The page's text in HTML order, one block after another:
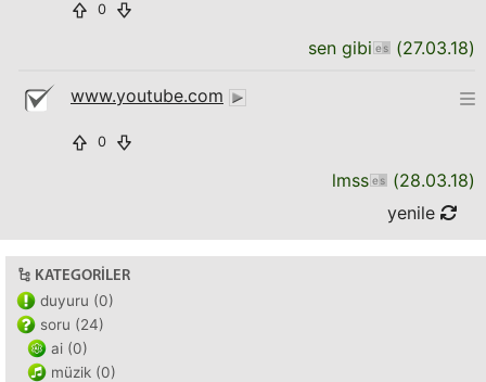
0
sen gibi (27.03.18)
www.youtube.com
0
lmss (28.03.18)
yenile
KATEGORILER
duyuru (0)
soru (24)
ai (0)
müzik (0)